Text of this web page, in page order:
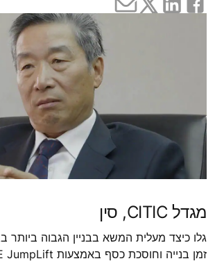
מגדל CITIC, סין
גלו כיצד מעלית המשא בבניין הגבוה ביותר
זמן בנייה וחוסכת כסף באמצעות KONE JumpLift